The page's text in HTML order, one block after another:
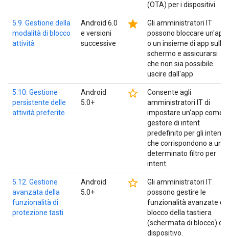
(OTA) per i dispositivi.
5.9. Gestione della
modalità di blocco
attività
Android 6.0
e versioni
successive
star
Gli amministratori IT
possono bloccare un'app
o un insieme di app sullo
schermo e assicurarsi
che non sia possibile
uscire dall'app.
5.10. Gestione
persistente delle
attività preferite
Android
5.0+
star_border
Consente agli
amministratori IT di
impostare un'app come
gestore di intent
predefinito per gli intent
che corrispondono a un
determinato filtro per
intent.
5.12. Gestione
avanzata della
funzionalità di
protezione tasti
Android
5.0+
star_border
Gli amministratori IT
possono gestire le
funzionalità avanzate di
blocco della tastiera
(schermata di blocco) del
dispositivo.